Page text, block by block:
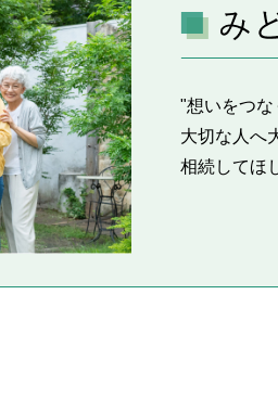
"想いをつ
大切な人へ
相続してほ